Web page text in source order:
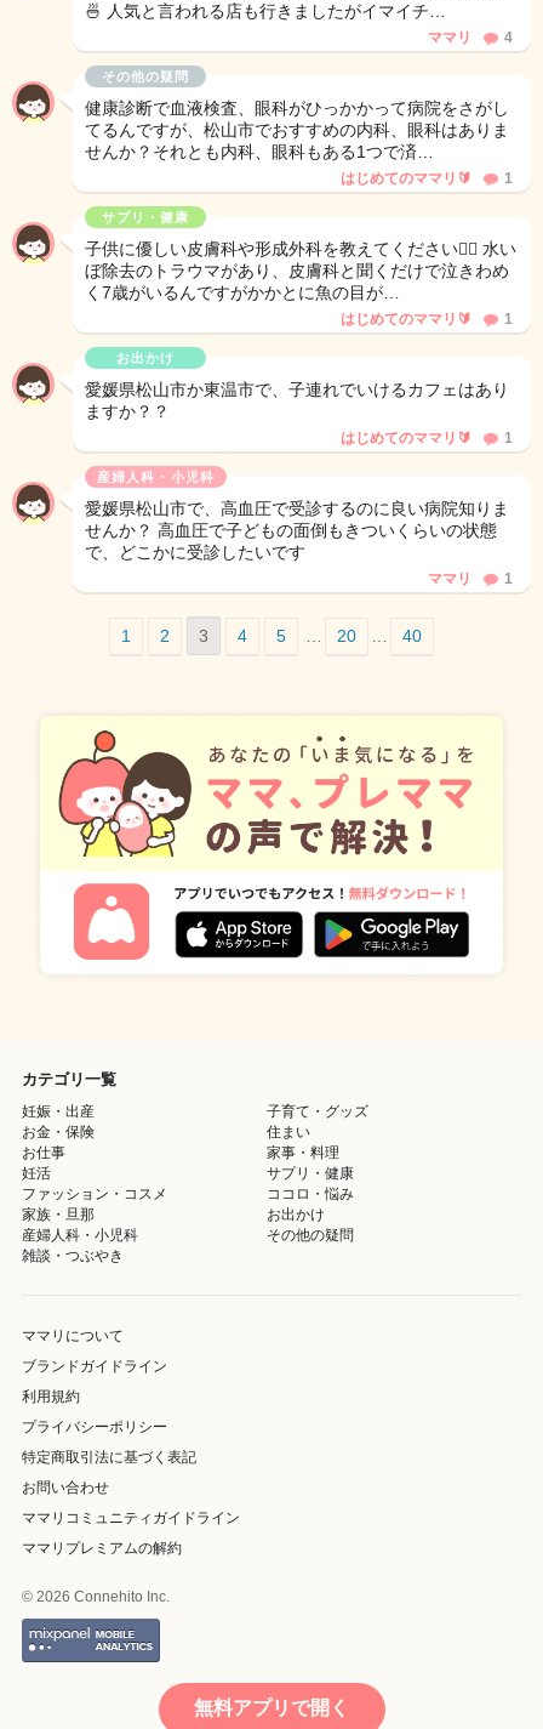
🍜 人気と言われる店も行きましたがイマイチ…
ママリ 4
その他の疑問
健康診断で血液検査、眼科がひっかかって病院をさがし
てるんですが、松山市でおすすめの内科、眼科はありま
せんか？それとも内科、眼科もある1つで済…
はじめてのママリ🔰 1
サプリ・健康
子供に優しい皮膚科や形成外科を教えてください🙇‍♀️ 水い
ぼ除去のトラウマがあり、皮膚科と聞くだけで泣きわめ
く7歳がいるんですがかかとに魚の目が…
はじめてのママリ🔰 1
お出かけ
愛媛県松山市か東温市で、子連れでいけるカフェはあり
ますか？？
はじめてのママリ🔰 1
産婦人科・小児科
愛媛県松山市で、高血圧で受診するのに良い病院知りま
せんか？ 高血圧で子どもの面倒もきついくらいの状態
で、どこかに受診したいです
ママリ 1
1 2 3 4 5 20 40
カテゴリ一覧
妊娠・出産
子育て・グッズ
お金・保険
住まい
お仕事
家事・料理
妊活
サプリ・健康
ファッション・コスメ
ココロ・悩み
家族・旦那
お出かけ
産婦人科・小児科
その他の疑問
雑談・つぶやき
ママリについて
ブランドガイドライン
利用規約
プライバシーポリシー
特定商取引法に基づく表記
お問い合わせ
ママリコミュニティガイドライン
ママリプレミアムの解約
© 2026 Connehito Inc.
無料アプリで開く